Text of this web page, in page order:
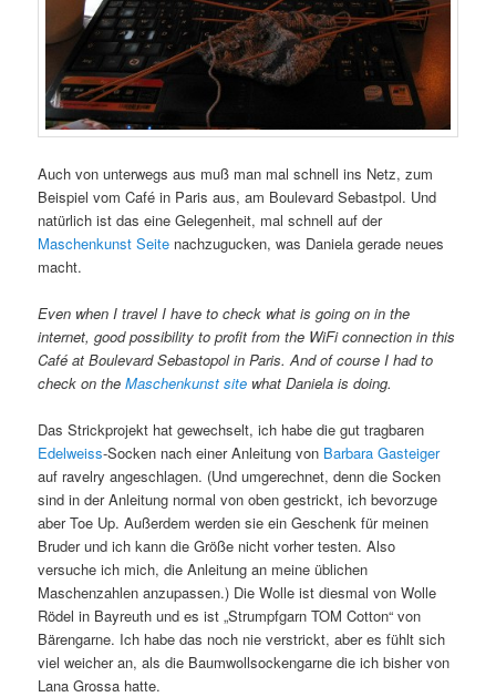
Auch von unterwegs aus muß man mal schnell ins Netz, zum
Beispiel vom Café in Paris aus, am Boulevard Sebastpol. Und
natürlich ist das eine Gelegenheit, mal schnell auf der
Maschenkunst Seite nachzugucken, was Daniela gerade neues
macht.
Even when I travel I have to check what is going on in the
internet, good possibility to profit from the WiFi connection in this
Café at Boulevard Sebastopol in Paris. And of course I had to
check on theMaschenkunst site what Daniela is doing.
Das Strickprojekt hat gewechselt, ich habe die gut tragbaren
Edelweiss-Socken nach einer Anleitung von Barbara Gasteiger
auf ravelry angeschlagen. (Und umgerechnet, denn die Socken
sind in der Anleitung normal von oben gestrickt, ich bevorzuge
aber Toe Up. Außerdem werden sie ein Geschenk für meinen
Bruder und ich kann die Größe nicht vorher testen. Also
versuche ich mich, die Anleitung an meine üblichen
Maschenzahlen anzupassen.) Die Wolle ist diesmal von Wolle
Rödel in Bayreuth und es ist „Strumpfgarn TOM Cotton“ von
Bärengarne. Ich habe das noch nie verstrickt, aber es fühlt sich
viel weicher an, als die Baumwollsockengarne die ich bisher von
Lana Grossa hatte.